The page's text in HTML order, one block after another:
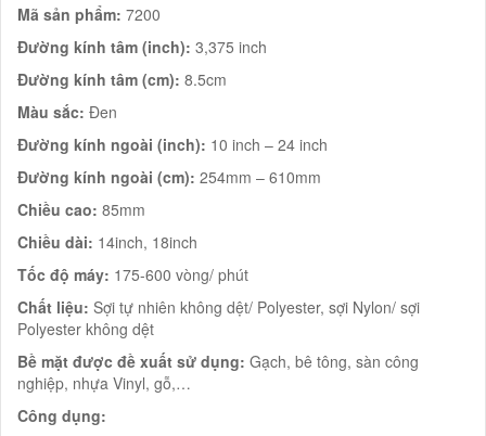
Mã sản phẩm: 7200
Đường kính tâm (inch): 3,375 inch
Đường kính tâm (cm): 8.5cm
Màu sắc: Đen
Đường kính ngoài (inch): 10 inch – 24 inch
Đường kính ngoài (cm): 254mm – 610mm
Chiều cao: 85mm
Chiều dài: 14inch, 18inch
Tốc độ máy: 175-600 vòng/ phút
Chất liệu: Sợi tự nhiên không dệt/ Polyester, sợi Nylon/ sợi
Polyester không dệt
Bề mặt được đề xuất sử dụng: Gạch, bê tông, sàn công
nghiệp, nhựa Vinyl, gỗ,…
Công dụng: